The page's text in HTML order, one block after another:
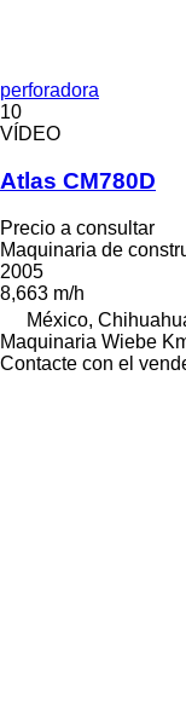
perforadora
10
VÍDEO
Atlas CM780D
Precio a consultar
Maquinaria de
2005
8,663 m/h
México,
Maquinaria Wiebe
Contacte con el